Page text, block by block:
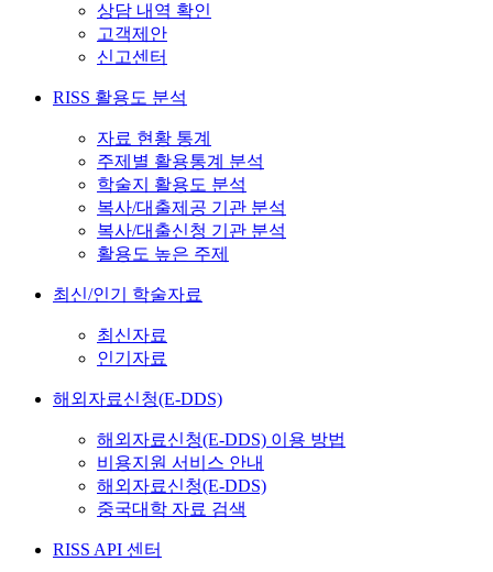
상담 내역 확인
고객제안
신고센터
RISS 활용도 분석
자료 현황 통계
주제별 활용통계 분석
학술지 활용도 분석
복사/대출제공 기관 분석
복사/대출신청 기관 분석
활용도 높은 주제
최신/인기 학술자료
최신자료
인기자료
해외자료신청(E-DDS)
해외자료신청(E-DDS) 이용 방법
비용지원 서비스 안내
해외자료신청(E-DDS)
중국대학 자료 검색
RISS API 센터